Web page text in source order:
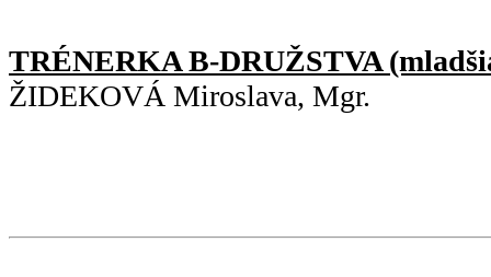
TRÉNERKA B-DRUŽSTVA
ŽIDEKOVÁ Miroslava, Mgr.